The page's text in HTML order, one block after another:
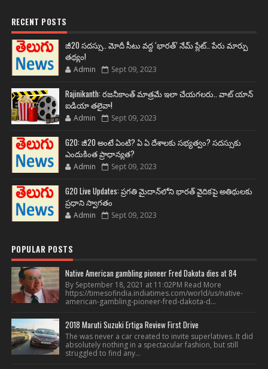
RECENT POSTS
జీ20 సదస్సు.. మోదీ సీటు వద్ద ‘భారత్’ నేమ్ ప్లేట్‌.. పేరు మార్పు
తథ్యం!
Admin Sept 09, 2023
Rajinikanth: రజనీకాంత్ మాత్రమే ఇలా చేయగలరు.. వాట్ యాన్
ఐడియా తలైవా!
Admin Sept 09, 2023
G20: జీ20 అంటే ఏంటి? ఏ ఏ దేశాలకు సభ్యత్వం? సదస్సుకు
ఎందుకింత ప్రాధాన్యత?
Admin Sept 09, 2023
G20 Live Updates: ప్రగతి మైదాన్‌లోని భారత్ వైదికపై అతిథులకు
ప్రధాని స్వాగతం
Admin Sept 09, 2023
POPULAR POSTS
Native American gambling pioneer Fred Dakota dies at 84
By September 18, 2021 at 11:02PM Read More
https://timesofindia.indiatimes.com/world/us/native-
american-gambling-pioneer-fred-dakota-d...
2018 Maruti Suzuki Ertiga Review First Drive
The was never a car created to invite superlatives. It did
absolutely nothing in a spectacular fashion, but still
struggled to find any...